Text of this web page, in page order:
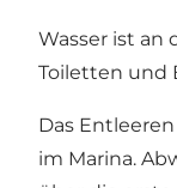
Wasser ist an
Toiletten und
Das
im Marina.